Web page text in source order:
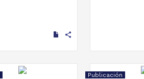
share
Publicación